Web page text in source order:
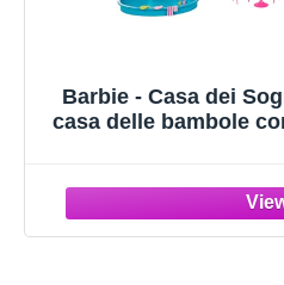
Barbie - Casa dei
casa delle bambole
bambini, 3+